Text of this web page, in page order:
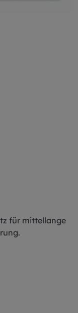
für mittellange